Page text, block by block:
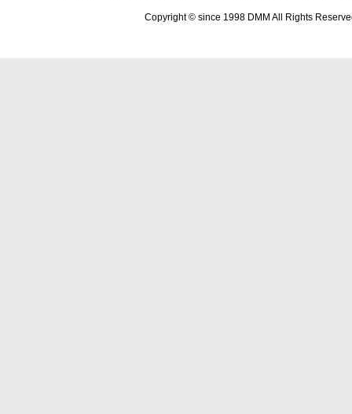
Copyright © since 1998 DMM All Rights